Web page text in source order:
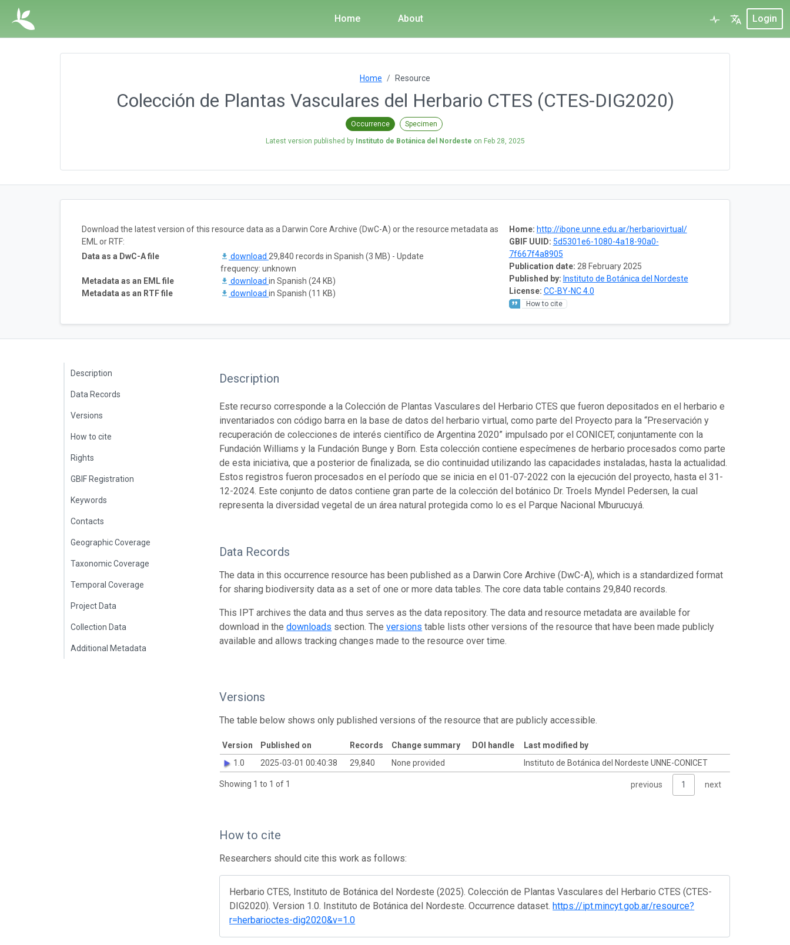
Home About Login
Home Resource
Colección de Plantas Vasculares del Herbario CTES (CTES-DIG2020)
Occurrence Specimen
Latest version published by Instituto de Botánica del Nordeste on Feb 28, 2025
Home: http://ibone.unne.edu.ar/herbariovirtual/
GBIF UUID: 5d5301e6-1080-4a18-90a0-
7f667f4a8905
Publication date: 28 February 2025
Published by: Instituto de Botánica del Nordeste
License: CC-BY-NC 4.0
How to cite
Download the latest version of this resource data as a Darwin Core Archive (DwC-A) or the resource metadata as
EML or RTF:
Data as a DwC-A file
download 29,840 records in Spanish (3 MB) - Update
frequency: unknown
Metadata as an EML file
download in Spanish (24 KB)
Metadata as an RTF file
download in Spanish (11 KB)
Description
Data Records
Versions
How to cite
Rights
GBIF Registration
Keywords
Contacts
Geographic Coverage
Taxonomic Coverage
Temporal Coverage
Project Data
Collection Data
Additional Metadata
Description
Este recurso corresponde a la Colección de Plantas Vasculares del Herbario CTES que fueron depositados en el herbario e
inventariados con código barra en la base de datos del herbario virtual, como parte del Proyecto para la “Preservación y
recuperación de colecciones de interés científico de Argentina 2020” impulsado por el CONICET, conjuntamente con la
Fundación Williams y la Fundación Bunge y Born. Esta colección contiene especímenes de herbario procesados como parte
de esta iniciativa, que a posterior de finalizada, se dio continuidad utilizando las capacidades instaladas, hasta la actualidad.
Estos registros fueron procesados en el período que se inicia en el 01-07-2022 con la ejecución del proyecto, hasta el 31-
12-2024. Este conjunto de datos contiene gran parte de la colección del botánico Dr. Troels Myndel Pedersen, la cual
representa la diversidad vegetal de un área natural protegida como lo es el Parque Nacional Mburucuyá.
Data Records
The data in this occurrence resource has been published as a Darwin Core Archive (DwC-A), which is a standardized format
for sharing biodiversity data as a set of one or more data tables. The core data table contains 29,840 records.
This IPT archives the data and thus serves as the data repository. The data and resource metadata are available for
download in thedownloads section. Theversions table lists other versions of the resource that have been made publicly
available and allows tracking changes made to the resource over time.
Versions
The table below shows only published versions of the resource that are publicly accessible.
Version Published on Records Change summary DOI handle
Last modified by
1.0
2025-03-01 00:40:38 29,840 None provided Instituto de Botánica del Nordeste UNNE-CONICET
Showing 1 to 1 of 1 previous 1 next
How to cite
Researchers should cite this work as follows:
Herbario CTES, Instituto de Botánica del Nordeste (2025). Colección de Plantas Vasculares del Herbario CTES (CTES-
DIG2020). Version 1.0. Instituto de Botánica del Nordeste. Occurrence dataset. https://ipt.mincyt.gob.ar/resource?
r=herbarioctes-dig2020&v=1.0